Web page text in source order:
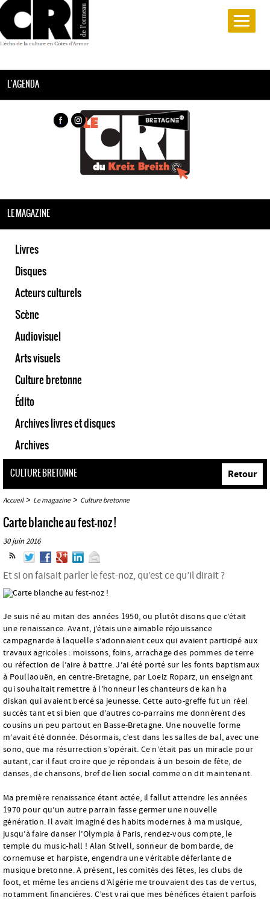
L'AGENDA
LE MAGAZINE
Livres
Disques
Acteurs culturels
Scène
Audiovisuel
Arts visuels
Culture bretonne
Édito
Archives livres et disques
Archives
CULTURE BRETONNE
Accueil> Le magazine> Culture bretonne
Retour
Carte blanche au fest-noz !
30 juin 2016
Et si on faisait parler le fest-noz, qu’est ce qu’il dirait ?
Je suis né au mitan des années 1950, ou plutôt disons que c’était
une renaissance. Avant, j’étais une aimable réjouissance
campagnarde à laquelle s’adonnaient ceux qui avaient participé aux
travaux agricoles : moissons, foins, arrachage des pommes de terre
ou réfection de l’aire à battre. J’ai été porté sur les fonts baptismaux
à Poullaouën, en centre-Bretagne, par Loeiz Roparz, un enseignant
qui souhaitait remettre à l’honneur les chanteurs de kan ha
diskan qui avaient bercé sa jeunesse. Cette auto-greffe fut un réel
succès tant et si bien que d’autres co-parrains me donnèrent des
cousins un peu partout en Basse-Bretagne. Une nouvelle forme
m’avait été donnée. Désormais, c’est dans les salles de bal, avec une
sono, que ma résurrection s’opérait. Ce n’était pas un miracle pour
autant, car il faut croire que je répondais à un besoin de fête, de
danses, de chansons, bref de lien social comme on dit maintenant.
Ma première renaissance étant actée, il fallut attendre les années
1970 pour qu’un autre parrain fasse germer une nouvelle
génération. Il avait imaginé des habits modernes à ma musique,
jusqu’à faire danser l’Olympia à Paris, rendez-vous compte, le
temple du music-hall ! Alan Stivell, sonneur de bombarde, de
cornemuse et harpiste, engendra une véritable déferlante de
musique bretonne. A présent, les comités des fêtes, les clubs de
foot, et même les anciens d’Algérie me trouvaient des tas de vertus,
notamment financières. C’est vrai que mes bénéfices étaient parfois